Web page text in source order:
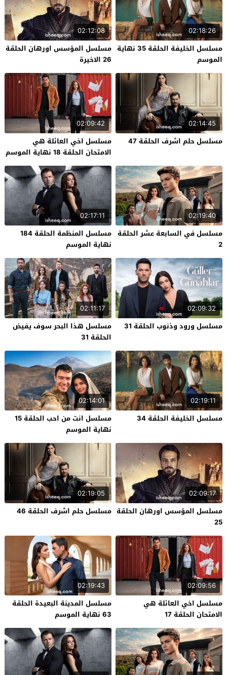
02:18:26
مسلسل الخليفة الحلقة 35 نهاية
الموسم
02:12:08
مسلسل المؤسس اورهان الحلقة
26 الاخيرة
02:14:45
مسلسل حلم اشرف الحلقة 47
02:09:42
مسلسل اخي العائلة هي
الامتحان الحلقة 18 نهاية الموسم
02:19:40
مسلسل في السابعة عشر الحلقة
2
02:17:11
مسلسل المنظمة الحلقة 184
نهاية الموسم
02:09:32
مسلسل ورود وذنوب الحلقة 31
02:11:17
مسلسل هذا البحر سوف يفيض
الحلقة 31
02:19:11
مسلسل الخليفة الحلقة 34
02:14:01
مسلسل انت من احب الحلقة 15
نهاية الموسم
02:09:17
مسلسل المؤسس اورهان الحلقة
25
02:19:05
مسلسل حلم اشرف الحلقة 46
02:09:56
مسلسل اخي العائلة هي
الامتحان الحلقة 17
02:19:43
مسلسل المدينة البعيدة الحلقة
63 نهاية الموسم